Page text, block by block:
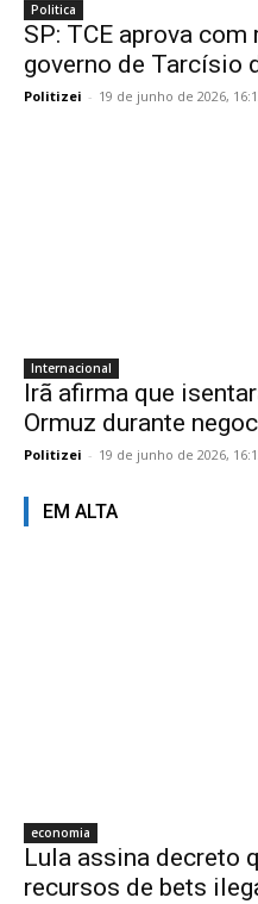
Politica
SP: TCE aprova
governo de Tarcísio
Politizei - 19 de junho de 2026,
Internacional
Irã afirma que
Ormuz durante
Politizei - 19 de junho de 2026,
EM ALTA
economia
Lula assina decreto
recursos de bets